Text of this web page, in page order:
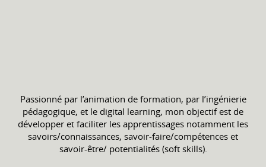
Passionné par l’animation de formation, par l’ingénierie
pédagogique, et le digital learning, mon objectif est de
développer et faciliter les apprentissages notamment les
savoirs/connaissances, savoir-faire/compétences et
savoir-être/ potentialités (soft skills).